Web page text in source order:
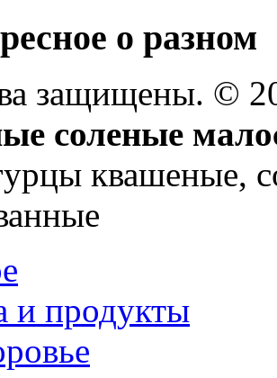
о разном
защищены. ©
соленые
квашеные,
и продукты